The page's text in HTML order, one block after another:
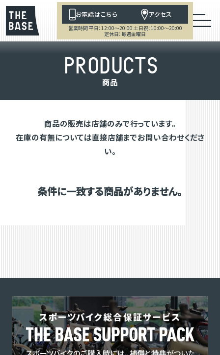
お電話はこちら アクセス
営業時間 平日：12:00～20:00 土日祝：10:00～20:00
定休日：毎週金曜日
PRODUCTS
商品
商品の販売は店舗のみで行っています。
在庫の有無については直接店舗までお問い合わせくださ
い。
条件に一致する商品がありません。